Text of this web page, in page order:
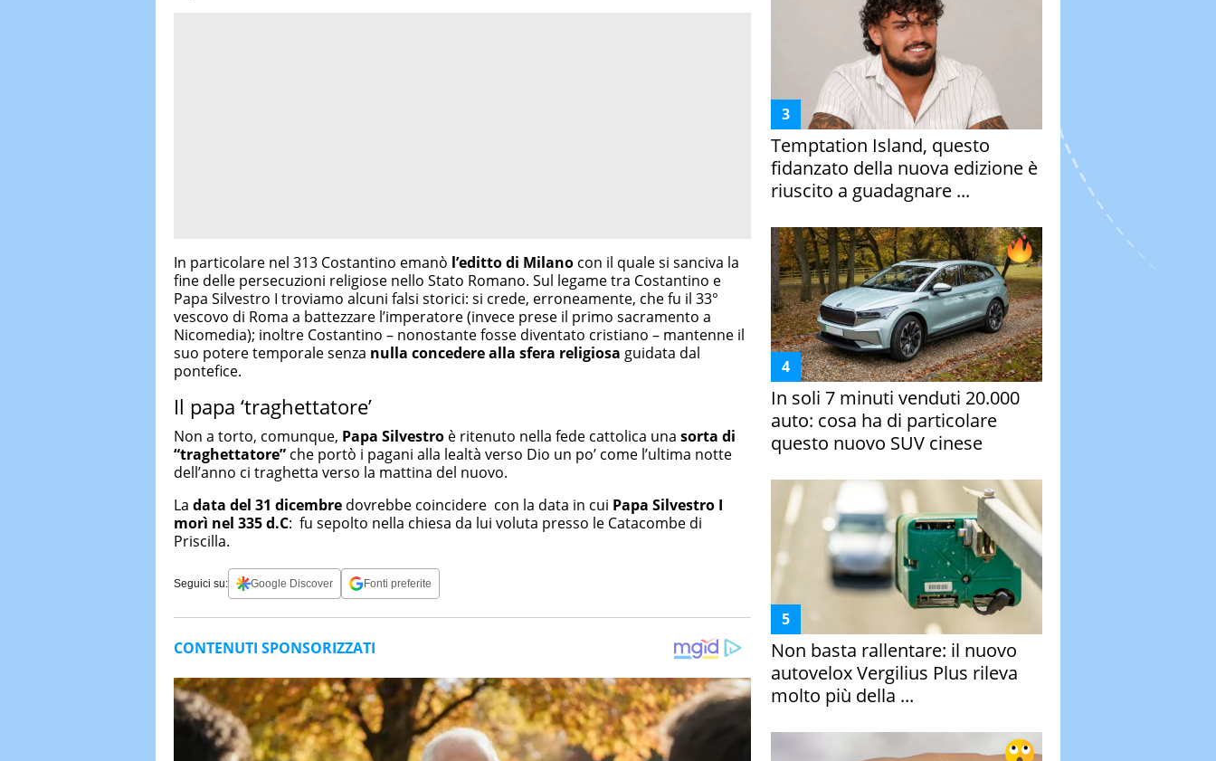
In particolare nel 313 Costantino emanò l’editto di Milano con il quale si sanciva la
fine delle persecuzioni religiose nello Stato Romano. Sul legame tra Costantino e
Papa Silvestro I troviamo alcuni falsi storici: si crede, erroneamente, che fu il 33°
vescovo di Roma a battezzare l’imperatore (invece prese il primo sacramento a
Nicomedia); inoltre Costantino – nonostante fosse diventato cristiano – mantenne il
suo potere temporale senza nulla concedere alla sfera religiosa guidata dal
pontefice.
Il papa ‘traghettatore’
Non a torto, comunque, Papa Silvestro è ritenuto nella fede cattolica una sorta di
“traghettatore” che portò i pagani alla lealtà verso Dio un po’ come l’ultima notte
dell’anno ci traghetta verso la mattina del nuovo.
La data del 31 dicembre dovrebbe coincidere con la data in cui Papa Silvestro I
morì nel 335 d.C: fu sepolto nella chiesa da lui voluta presso le Catacombe di
Priscilla.
Seguici su: Google Discover Fonti preferite
Temptation Island, questo
fidanzato della nuova edizione è
riuscito a guadagnare ...
In soli 7 minuti venduti 20.000
auto: cosa ha di particolare
questo nuovo SUV cinese
Non basta rallentare: il nuovo
autovelox Vergilius Plus rileva
molto più della ...